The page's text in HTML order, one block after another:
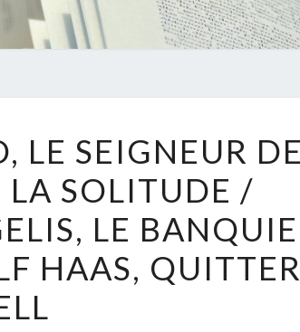
CHESBRO,
LE
SEIGNEUR
DES
GLACES
DE
LE SEIGNEUR
LA SOLITUDE /
LE
HAAS, QUITTER